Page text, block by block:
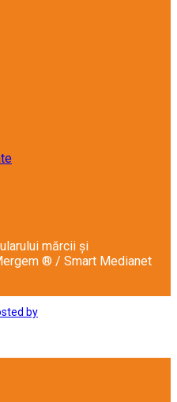
mărcii și
® / Smart Medianet
by